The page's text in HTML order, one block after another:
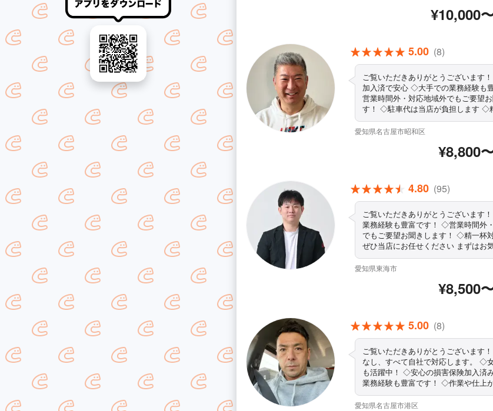
¥10,000
5.00 (8)
ご覧いただきありがとうございます！ ◇損害保
加入済で安心 ◇大手での業務経験も
営業時間外・対応地域外でもご要望
す！ ◇駐車代は当店が負担します ◇
ます！ぜひ当店にお任せください まずはお気軽に
ご相談ください！
愛知県名古屋市昭和区
¥8,800
4.80 (95)
ご覧いただきありがとうございます！ ◇大手で
業務経験も豊富です！ ◇営業時間外
でもご要望お聞きします！ ◇精一杯
ぜひ当店にお任せください まずはお気軽にご相談
ください！
愛知県東海市
¥8,500
5.00 (8)
ご覧いただきありがとうございます！ ◇作業外
なし、すべて自社で対応します。 ◇
も活躍中！ ◇安心の損害保険加入済
業務経験も豊富です！ ◇作業や仕上
の場合は、無料で追加対応いたしま
間外や対応地域外のご予約も相談・
愛知県名古屋市港区